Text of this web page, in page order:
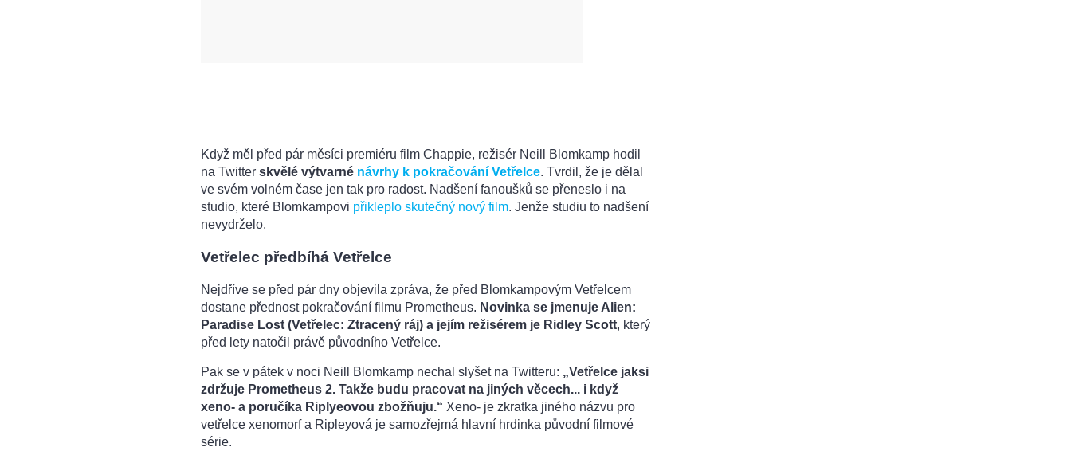
Když měl před pár měsíci premiéru film Chappie, režisér Neill Blomkamp hodil
na Twitter skvělé výtvarné návrhy k pokračování Vetřelce. Tvrdil, že je dělal
ve svém volném čase jen tak pro radost. Nadšení fanoušků se přeneslo i na
studio, které Blomkampovi přikleplo skutečný nový film. Jenže studiu to nadšení
nevydrželo.
Vetřelec předbíhá Vetřelce
Nejdříve se před pár dny objevila zpráva, že před Blomkampovým Vetřelcem
dostane přednost pokračování filmu Prometheus. Novinka se jmenuje Alien:
Paradise Lost (Vetřelec: Ztracený ráj) a jejím režisérem je Ridley Scott, který
před lety natočil právě původního Vetřelce.
Pak se v pátek v noci Neill Blomkamp nechal slyšet na Twitteru: „Vetřelce jaksi
zdržuje Prometheus 2. Takže budu pracovat na jiných věcech... i když
xeno- a poručíka Riplyeovou zbožňuju.“ Xeno- je zkratka jiného názvu pro
vetřelce xenomorf a Ripleyová je samozřejmá hlavní hrdinka původní filmové
série.